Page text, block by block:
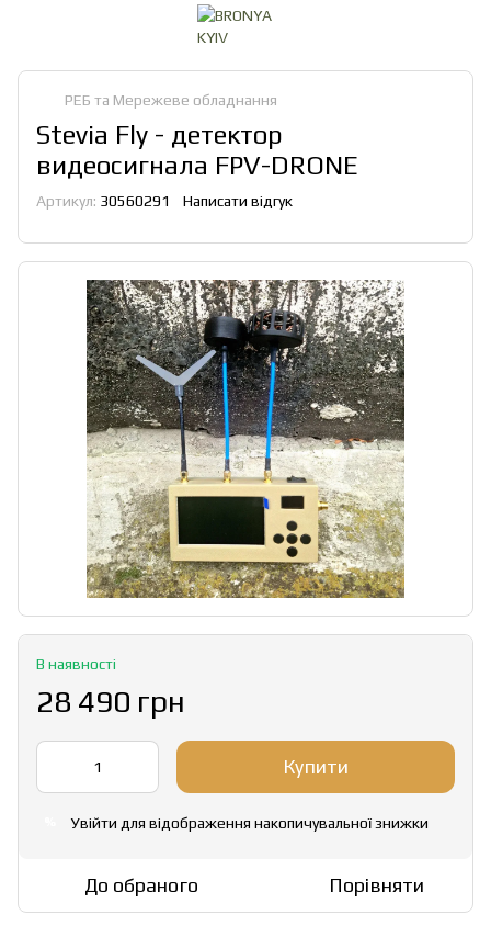
РЕБ та Мережеве обладнання
Stevia Fly - детектор
видеосигнала FPV-DRONE
Артикул: 30560291 Написати відгук
В наявності
28 490 грн
Купити
Увійти для відображення накопичувальної знижки
До обраного Порівняти